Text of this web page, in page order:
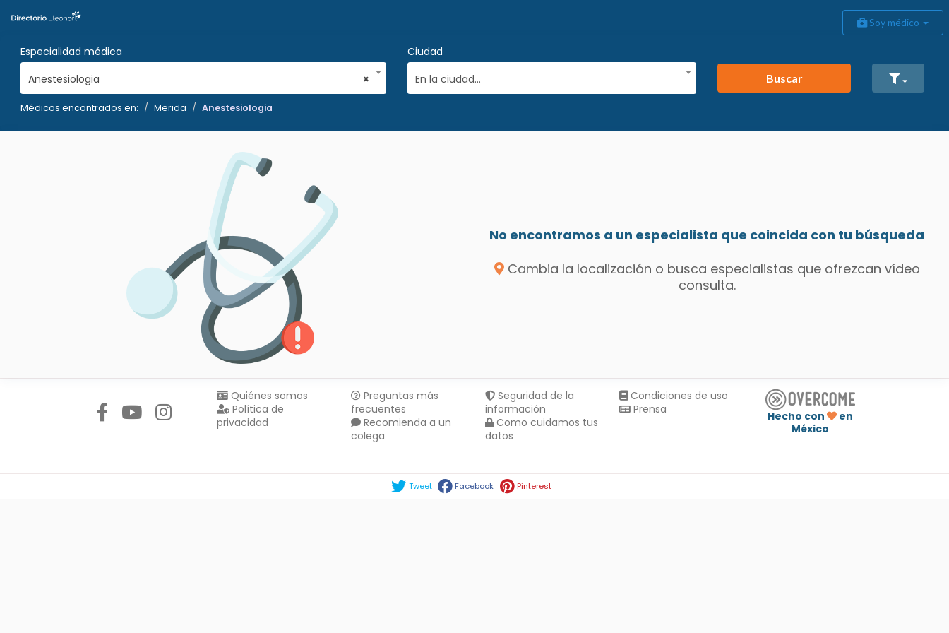
Soy médico
Especialidad médica
×
Anestesiologia
Ciudad
En la ciudad...
Buscar
Médicos encontrados en: Merida Anestesiologia
No encontramos a un especialista que coincida con tu búsqueda
Cambia la localización o busca especialistas que ofrezcan vídeo
consulta.
Quiénes somos
Política de
privacidad
Preguntas más
frecuentes
Recomienda a un
colega
Seguridad de la
información
Como cuidamos tus
datos
Condiciones de uso
Prensa
Hecho con
en
México
Tweet Facebook Pinterest